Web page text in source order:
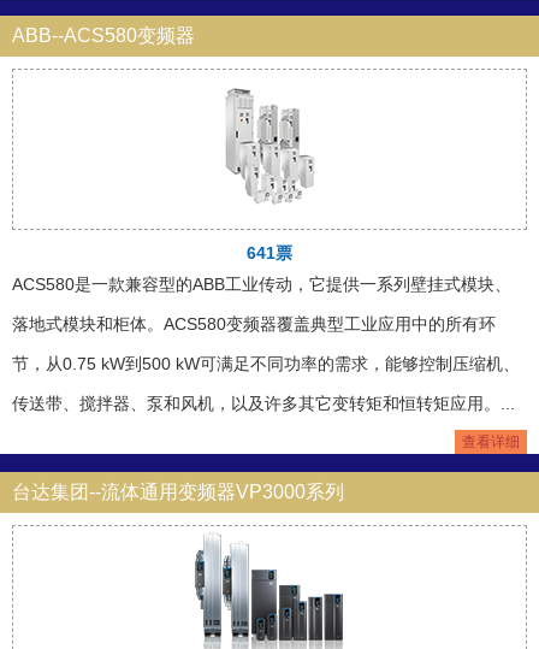
ABB--ACS580变频器
641票
ACS580是一款兼容型的ABB工业传动，它提供一系列壁挂式模块、
落地式模块和柜体。ACS580变频器覆盖典型工业应用中的所有环
节，从0.75 kW到500 kW可满足不同功率的需求，能够控制压缩机、
传送带、搅拌器、泵和风机，以及许多其它变转矩和恒转矩应用。...
查看详细
台达集团--流体通用变频器VP3000系列